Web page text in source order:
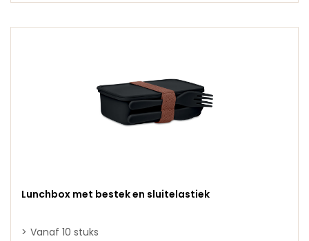
Lunchbox met bestek en sluitelastiek
Vanaf 10 stuks